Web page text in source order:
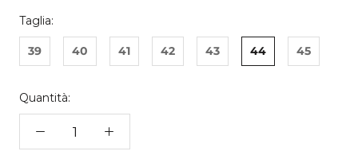
Taglia:
39 40 41 42 43 44 45
Quantità: